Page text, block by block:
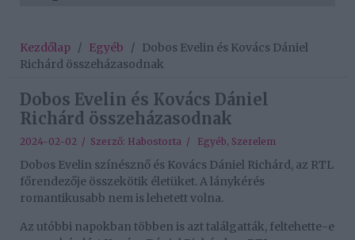
Kezdőlap / Egyéb / Dobos Evelin és Kovács Dániel
Richárd összeházasodnak
Dobos Evelin és Kovács Dániel
Richárd összeházasodnak
2024-02-02 / Szerző: Habostorta / Egyéb, Szerelem
Dobos Evelin színésznő és Kovács Dániel Richárd, az RTL
főrendezője összekötik életüket. A lánykérés
romantikusabb nem is lehetett volna.
Az utóbbi napokban többen is azt találgatták, feltehette-e